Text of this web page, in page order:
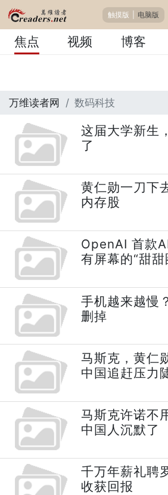
触摸版 电脑版
焦点 视频 博客
万维读者网 数码科技
这届大学新生
了
黄仁勋一刀下
内存股
OpenAI 首款
有屏幕的“甜甜
手机越来越慢
删掉
马斯克，黄仁
中国追赶压力
马斯克许诺不
中国人沉默了
千万年薪礼聘
收获回报